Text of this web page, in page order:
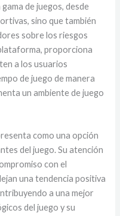
de juegos, desde
sino que también
sobre los riesgos
proporciona
a los usuarios
de juego de manera
un ambiente de juego
como una opción
del juego. Su atención
con el
una tendencia positiva
a una mejor
del juego y su